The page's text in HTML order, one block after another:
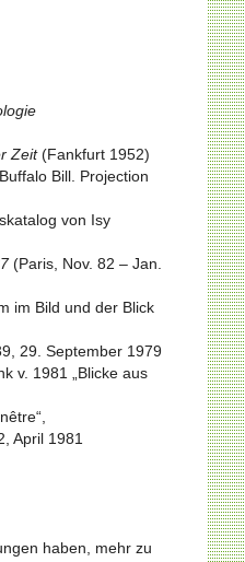
Zeit(Fankfurt 1952)
Bill. Projection
von Isy
(Paris, Nov. 82 – Jan.
im Bild und der Blick
29. September 1979
v. 1981 „Blicke aus
April 1981
haben, mehr zu